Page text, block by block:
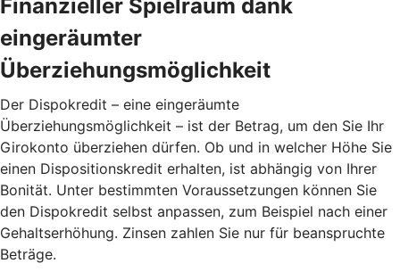
Finanzieller Spielraum dank
eingeräumter
Überziehungsmöglichkeit
Der Dispokredit – eine eingeräumte
Überziehungsmöglichkeit – ist der Betrag, um den Sie Ihr
Girokonto überziehen dürfen. Ob und in welcher Höhe Sie
einen Dispositionskredit erhalten, ist abhängig von Ihrer
Bonität. Unter bestimmten Voraussetzungen können Sie
den Dispokredit selbst anpassen, zum Beispiel nach einer
Gehaltserhöhung. Zinsen zahlen Sie nur für beanspruchte
Beträge.